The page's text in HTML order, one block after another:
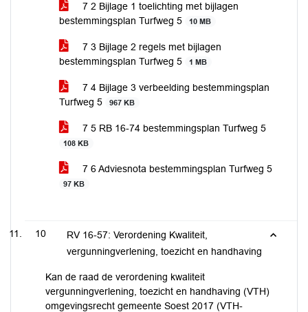
7 2 Bijlage 1 toelichting met bijlagen
bestemmingsplan Turfweg 5
10 MB
7 3 Bijlage 2 regels met bijlagen
bestemmingsplan Turfweg 5
1 MB
7 4 Bijlage 3 verbeelding bestemmingsplan
Turfweg 5
967 KB
7 5 RB 16-74 bestemmingsplan Turfweg 5
108 KB
7 6 Adviesnota bestemmingsplan Turfweg 5
97 KB
10
RV 16-57: Verordening Kwaliteit,
vergunningverlening, toezicht en handhaving
Kan de raad de verordening kwaliteit
vergunningverlening, toezicht en handhaving (VTH)
omgevingsrecht gemeente Soest 2017 (VTH-